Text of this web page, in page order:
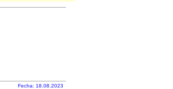
Fecha: 18.08.2023